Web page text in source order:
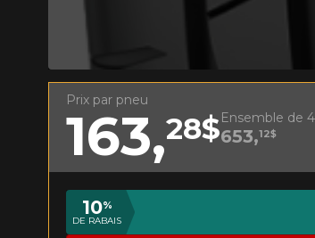
Prix par pneu
163,28$Ensemble de
653,12$
10%
DE RABAIS
Votre
Votre
Année